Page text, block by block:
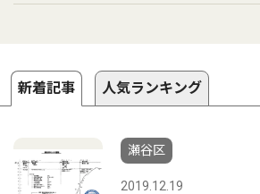
新着記事 人気ランキング
瀬谷区
2019.12.19